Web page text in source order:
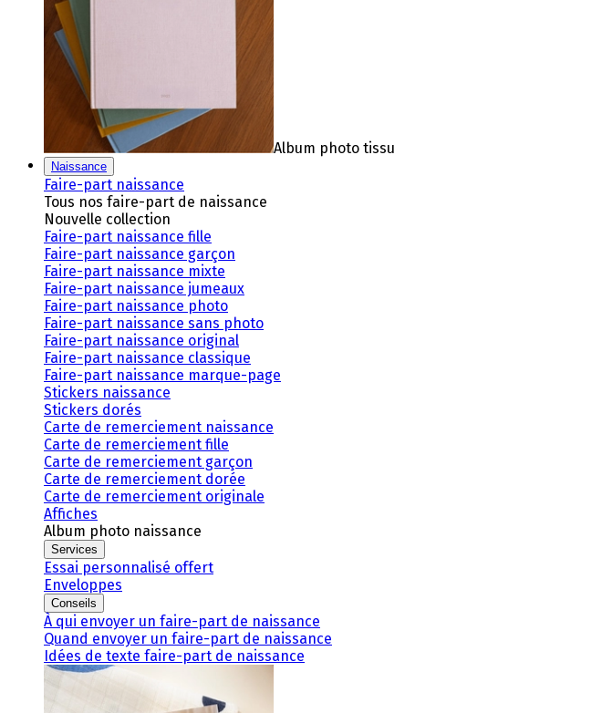
Album photo tissu
Naissance
Faire-part naissance
Tous nos faire-part de naissance
Nouvelle collection
Faire-part naissance fille
Faire-part naissance garçon
Faire-part naissance mixte
Faire-part naissance jumeaux
Faire-part naissance photo
Faire-part naissance sans photo
Faire-part naissance original
Faire-part naissance classique
Faire-part naissance marque-page
Stickers naissance
Stickers dorés
Carte de remerciement naissance
Carte de remerciement fille
Carte de remerciement garçon
Carte de remerciement dorée
Carte de remerciement originale
Affiches
Album photo naissance
Services
Essai personnalisé offert
Enveloppes
Conseils
À qui envoyer un faire-part de naissance
Quand envoyer un faire-part de naissance
Idées de texte faire-part de naissance